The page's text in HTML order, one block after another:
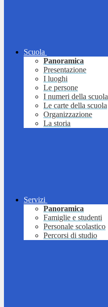
Scuola
Panoramica
Presentazione
I luoghi
Le persone
I numeri della scuola
Le carte della scuola
Organizzazione
La storia
Servizi
Panoramica
Famiglie e studenti
Personale scolastico
Percorsi di studio